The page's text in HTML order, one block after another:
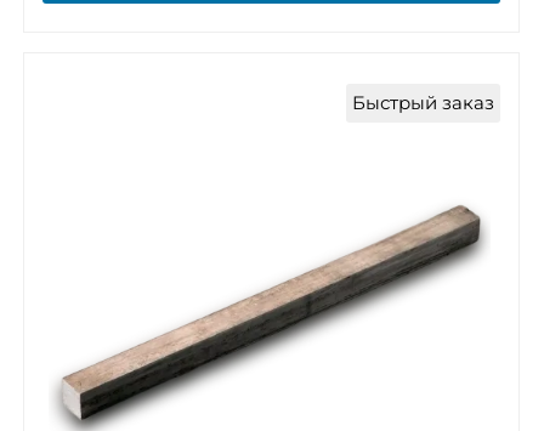
Быстрый заказ